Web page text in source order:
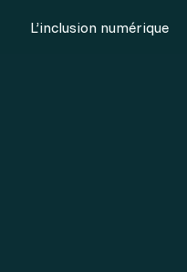
L’inclusion numérique
>
> Déployer
Je suis